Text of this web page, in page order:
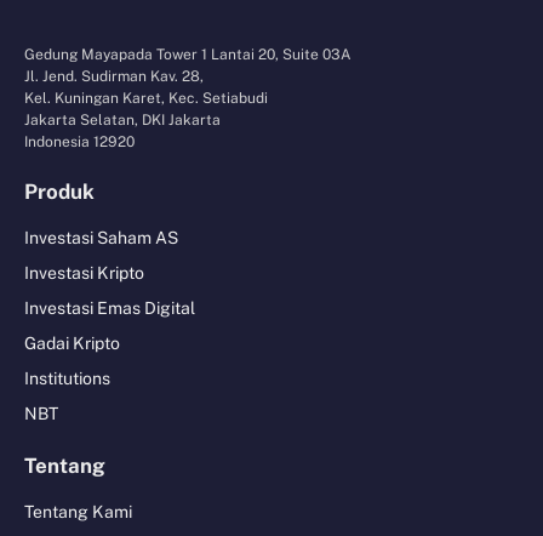
Gedung Mayapada Tower 1 Lantai 20, Suite 03A
Jl. Jend. Sudirman Kav. 28,
Kel. Kuningan Karet, Kec. Setiabudi
Jakarta Selatan, DKI Jakarta
Indonesia 12920
Produk
Investasi Saham AS
Investasi Kripto
Investasi Emas Digital
Gadai Kripto
Institutions
NBT
Tentang
Tentang Kami